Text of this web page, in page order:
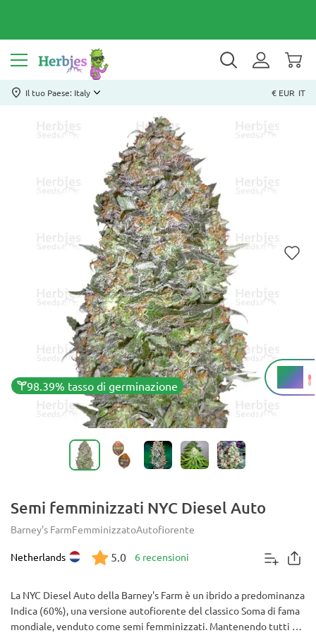
Il tuo Paese: Italy € EUR IT
98.39% tasso di germinazione
16%
THC
Semi femminizzati NYC Diesel Auto
Barney's FarmFemminizzatoAutofiorente
Netherlands 5.0 6 recensioni
La NYC Diesel Auto della Barney's Farm è un ibrido a predominanza
Indica (60%), una versione autofiorente del classico Soma di fama
mondiale, venduto come semi femminizzati. Mantenendo tutti i